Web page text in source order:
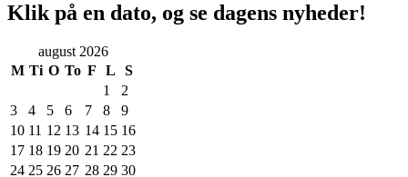
Klik på en dato, og se dagens nyheder!
august 2026
M Ti O To F L
S
1
2
3
4 5 6 7 8
9
10 11 12 13 14 15 16
17 18 19 20 21 22 23
24 25 26 27 28 29 30